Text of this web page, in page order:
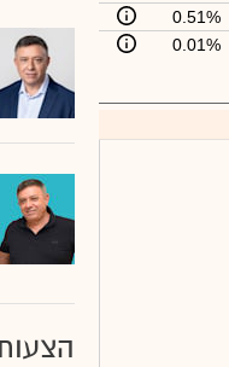
0.51%
0.01%